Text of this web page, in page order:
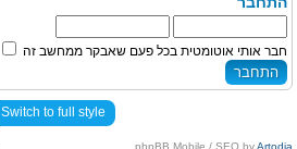
חבר אותי אוטומטית בכל פעם שאבקר ממחשב זה
Switch to full style